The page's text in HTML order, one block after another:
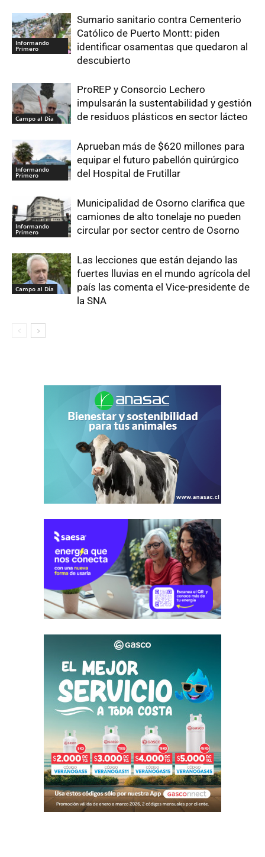
Informando
Primero
Sumario sanitario contra Cementerio
Católico de Puerto Montt: piden
identificar osamentas que quedaron al
descubierto
Campo al Día
ProREP y Consorcio Lechero
impulsarán la sustentabilidad y gestión
de residuos plásticos en sector lácteo
Informando
Primero
Aprueban más de $620 millones para
equipar el futuro pabellón quirúrgico
del Hospital de Frutillar
Informando
Primero
Municipalidad de Osorno clarifica que
camiones de alto tonelaje no pueden
circular por sector centro de Osorno
Campo al Día
Las lecciones que están dejando las
fuertes lluvias en el mundo agrícola del
país las comenta el Vice-presidente de
la SNA